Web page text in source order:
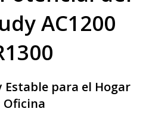
AC1200
Estable para el Hogar
Oficina